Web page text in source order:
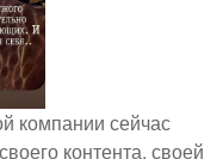
компании сейчас
контента, своей